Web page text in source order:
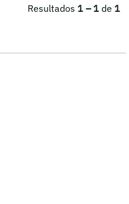
Resultados 1 – 1 de 1